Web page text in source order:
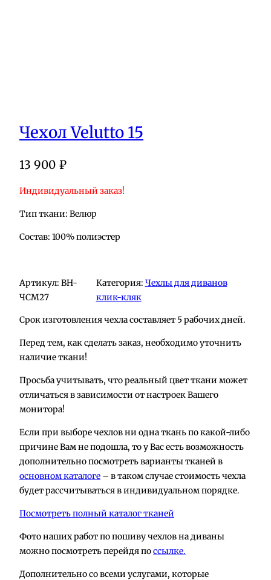
Чехол Velutto 15
13 900 ₽
Индивидуальный заказ!
Тип ткани: Велюр
Состав: 100% полиэстер
Артикул: BH-
ЧСМ27
Категория: Чехлы для диванов
клик-кляк
Срок изготовления чехла составляет 5 рабочих дней.
Перед тем, как сделать заказ, необходимо уточнить
наличие ткани!
Просьба учитывать, что реальный цвет ткани может
отличаться в зависимости от настроек Вашего
монитора!
Если при выборе чехлов ни одна ткань по какой-либо
причине Вам не подошла, то у Вас есть возможность
дополнительно посмотреть варианты тканей в
основном каталоге – в таком случае стоимость чехла
будет рассчитываться в индивидуальном порядке.
Посмотреть полный каталог тканей
Фото наших работ по пошиву чехлов на диваны
можно посмотреть перейдя поссылке.
Дополнительно со всеми услугами, которые